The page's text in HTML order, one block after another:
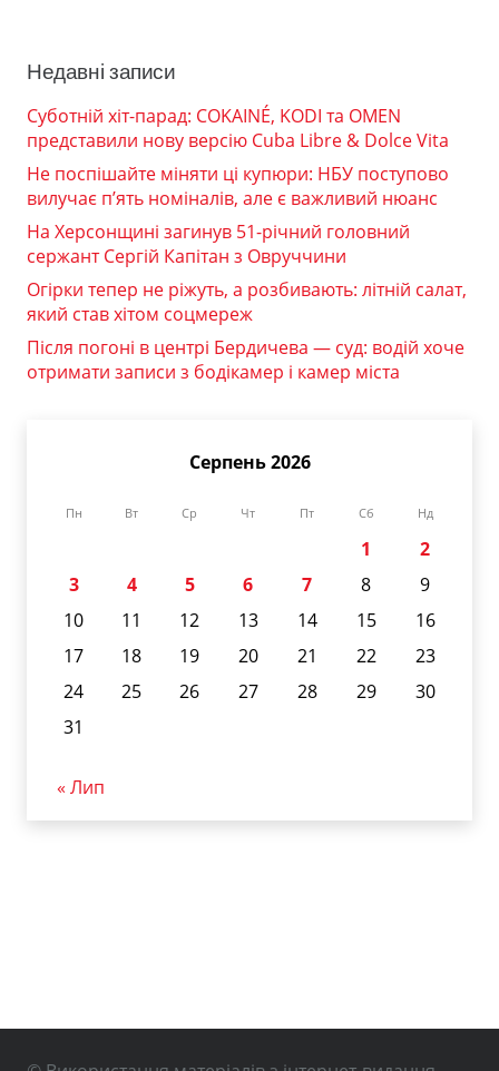
Недавні записи
Суботній хіт-парад: COKAINÉ, KODI та OMEN
представили нову версію Cuba Libre & Dolce Vita
Не поспішайте міняти ці купюри: НБУ поступово
вилучає п’ять номіналів, але є важливий нюанс
На Херсонщині загинув 51-річний головний
сержант Сергій Капітан з Овруччини
Огірки тепер не ріжуть, а розбивають: літній салат,
який став хітом соцмереж
Після погоні в центрі Бердичева — суд: водій хоче
отримати записи з бодікамер і камер міста
Серпень 2026
Пн Вт Ср Чт Пт Сб Нд
1
2
3
4 5 6 7 8
9
10
11 12 13 14 15
16
17
18 19 20 21 22
23
24
25 26 27 28 29
30
31
« Лип